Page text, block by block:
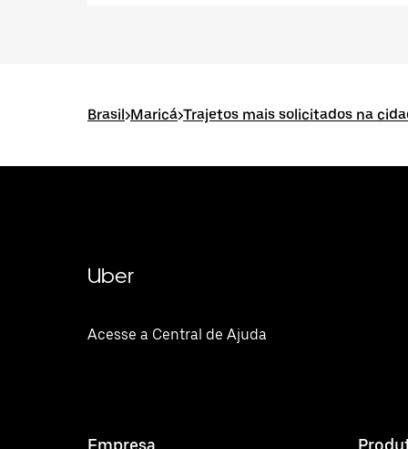
Brasil>Maricá>Trajetos mais solicitados na
Uber
Acesse a Central de Ajuda
Empresa